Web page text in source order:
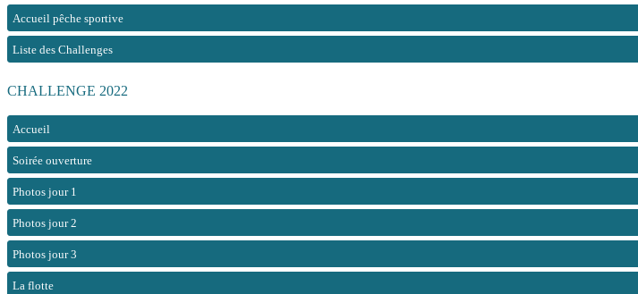
Accueil pêche sportive
Liste des Challenges
CHALLENGE 2022
Accueil
Soirée ouverture
Photos jour 1
Photos jour 2
Photos jour 3
La flotte